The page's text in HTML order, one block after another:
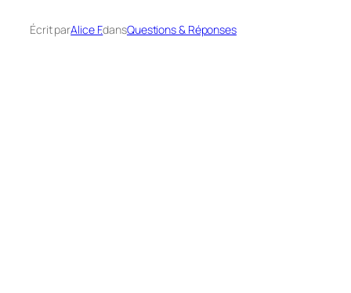
Écrit parAlice F.dansQuestions & Réponses